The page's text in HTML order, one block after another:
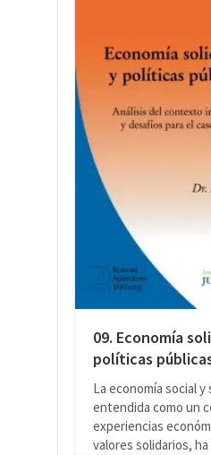
09. Economía
políticas
La economía social y
entendida como un
experiencias
valores solidarios, ha